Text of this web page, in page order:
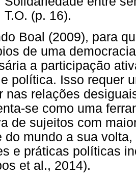
T.O. (p. 16).
Boal (2009), para
de uma
a participação
política. Isso requer
nas relações
se como uma
de sujeitos com
do mundo a sua
e práticas políticas
et al., 2014).